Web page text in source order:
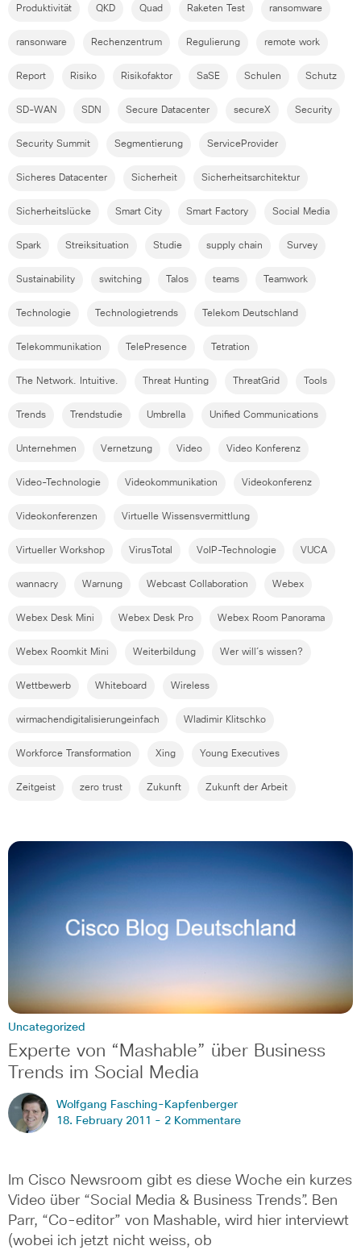
Produktivität QKD Quad Raketen Test ransomware
ransonware Rechenzentrum Regulierung remote work
Report Risiko Risikofaktor SaSE Schulen Schutz
SD-WAN SDN Secure Datacenter secureX Security
Security Summit Segmentierung ServiceProvider
Sicheres Datacenter Sicherheit Sicherheitsarchitektur
Sicherheitslücke Smart City Smart Factory Social Media
Spark Streiksituation Studie supply chain Survey
Sustainability switching Talos teams Teamwork
Technologie Technologietrends Telekom Deutschland
Telekommunikation TelePresence Tetration
The Network. Intuitive. Threat Hunting ThreatGrid Tools
Trends Trendstudie Umbrella Unified Communications
Unternehmen Vernetzung Video Video Konferenz
Video-Technologie Videokommunikation Videokonferenz
Videokonferenzen Virtuelle Wissensvermittlung
Virtueller Workshop VirusTotal VoIP-Technologie VUCA
wannacry Warnung Webcast Collaboration Webex
Webex Desk Mini Webex Desk Pro Webex Room Panorama
Webex Roomkit Mini Weiterbildung Wer will´s wissen?
Wettbewerb Whiteboard Wireless
wirmachendigitalisierungeinfach Wladimir Klitschko
Workforce Transformation Xing Young Executives
Zeitgeist zero trust Zukunft Zukunft der Arbeit
Uncategorized
Experte von “Mashable” über Business
Trends im Social Media
Wolfgang Fasching-Kapfenberger
18. February 2011 - 2 Kommentare
Im Cisco Newsroom gibt es diese Woche ein kurzes
Video über “Social Media & Business Trends”. Ben
Parr, “Co-editor” von Mashable, wird hier interviewt
(wobei ich jetzt nicht weiss, ob